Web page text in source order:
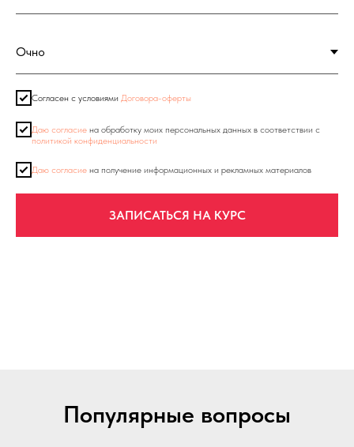
Согласен с условиями Договора-оферты
Даю согласие на обработку моих персональных данных в соответствии с
политикой конфиденциальности
Даю согласие на получение информационных и рекламных материалов
ЗАПИСАТЬСЯ НА КУРС
Популярные вопросы